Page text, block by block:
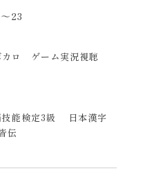
23
ロ ゲーム実況視聴
能検定3級 日本漢字
伝